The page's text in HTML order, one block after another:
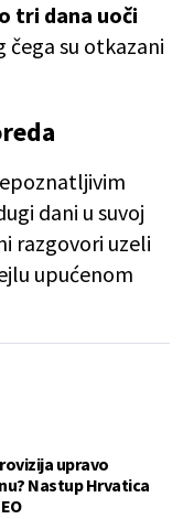
tri dana uoči
čega su otkazani
dani u suvoj
razgovori uzeli
upućenom
upravo
Nastup Hrvatica